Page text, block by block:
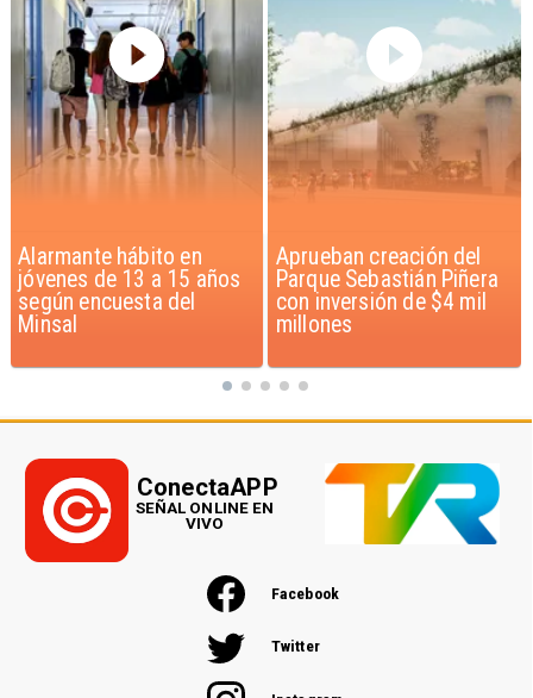
Aprueban creación del
Parque Sebastián Piñera
con inversión de $4 mil
millones
Claudio Bravo baja la
euforia sobre fichaje de
Vozinha
Facebook
Twitter
ConectaAPP
SEÑAL ONLINE EN
VIVO